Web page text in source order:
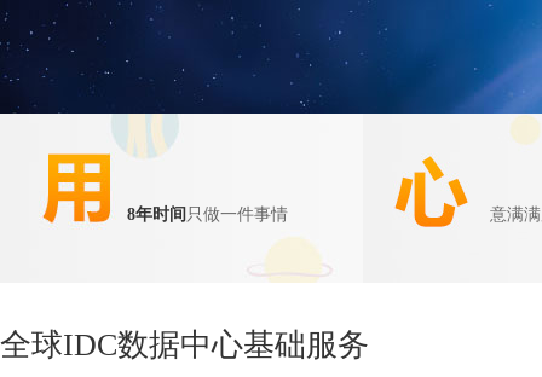
8年时间 只做一件事情 意满
全球IDC数据中心基础服务